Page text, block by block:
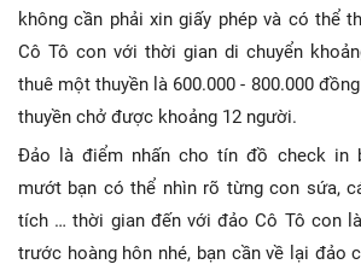
không cần phải xin giấy phép và có thể
Cô Tô con với thời gian di chuyển
thuê một thuyền là 600.000 - 800.000
thuyền chở được khoảng 12 người.
Đảo là điểm nhấn cho tín đồ check in
mướt bạn có thể nhìn rõ từng con sứa,
tích … thời gian đến với đảo Cô Tô con
trước hoàng hôn nhé, bạn cần về lại đảo